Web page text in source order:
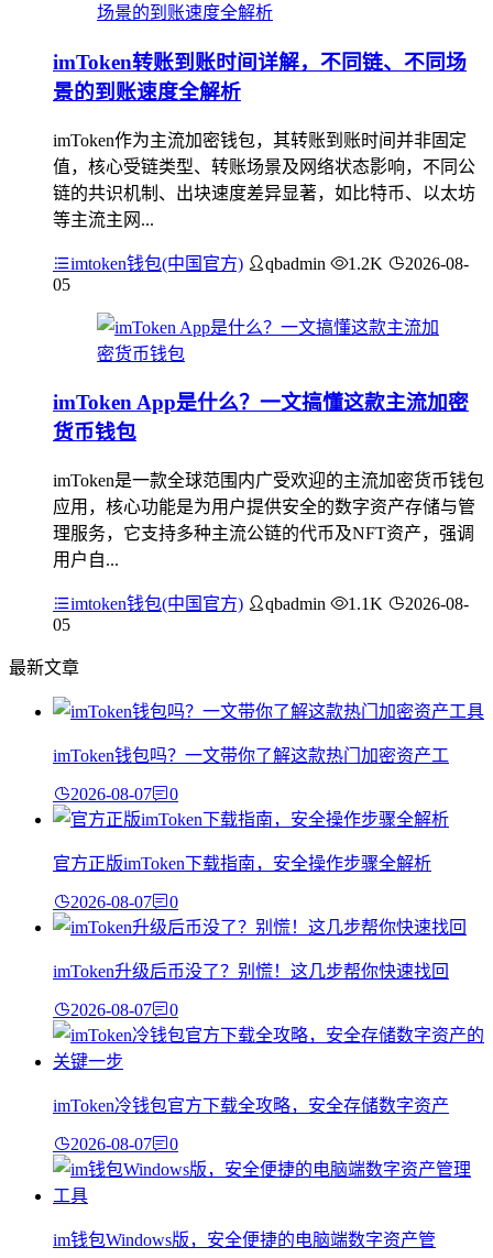
imToken转账到账时间详解，不同链、不同场
景的到账速度全解析
imToken作为主流加密钱包，其转账到账时间并非固定
值，核心受链类型、转账场景及网络状态影响，不同公
链的共识机制、出块速度差异显著，如比特币、以太坊
等主流主网...
imtoken钱包(中国官方) qbadmin 1.2K
2026-08-
05
imToken App是什么？一文搞懂这款主流加密
货币钱包
imToken是一款全球范围内广受欢迎的主流加密货币钱包
应用，核心功能是为用户提供安全的数字资产存储与管
理服务，它支持多种主流公链的代币及NFT资产，强调
用户自...
imtoken钱包(中国官方) qbadmin 1.1K
2026-08-
05
最新文章
imToken钱包吗？一文带你了解这款热门加密资产工
2026-08-07 0
官方正版imToken下载指南，安全操作步骤全解析
2026-08-07 0
imToken升级后币没了？别慌！这几步帮你快速找回
2026-08-07 0
imToken冷钱包官方下载全攻略，安全存储数字资产
2026-08-07 0
im钱包Windows版，安全便捷的电脑端数字资产管